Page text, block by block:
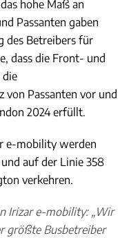
hohe Maß an
Passanten gaben
des Betreibers für
dass die Front- und
die
von Passanten vor und
2024 erfüllt.
e-mobility werden
auf der Linie 358
verkehren.
Irizar e-mobility: „Wir
größte Busbetreiber